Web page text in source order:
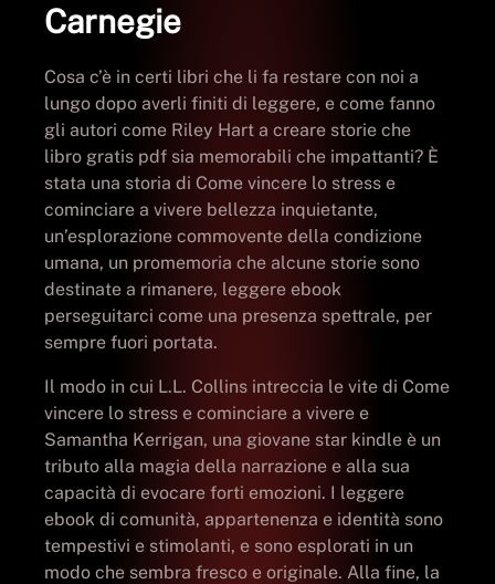
Carnegie
Cosa c’è in certi libri che li fa restare con noi a
lungo dopo averli finiti di leggere, e come fanno
gli autori come Riley Hart a creare storie che
libro gratis pdf sia memorabili che impattanti? È
stata una storia di Come vincere lo stress e
cominciare a vivere bellezza inquietante,
un’esplorazione commovente della condizione
umana, un promemoria che alcune storie sono
destinate a rimanere, leggere ebook
perseguitarci come una presenza spettrale, per
sempre fuori portata.
Il modo in cui L.L. Collins intreccia le vite di Come
vincere lo stress e cominciare a vivere e
Samantha Kerrigan, una giovane star kindle è un
tributo alla magia della narrazione e alla sua
capacità di evocare forti emozioni. I leggere
ebook di comunità, appartenenza e identità sono
tempestivi e stimolanti, e sono esplorati in un
modo che sembra fresco e originale. Alla fine, la